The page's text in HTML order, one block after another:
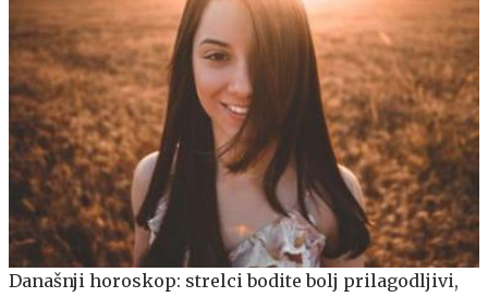
Današnji horoskop: strelci bodite bolj prilagodljivi,